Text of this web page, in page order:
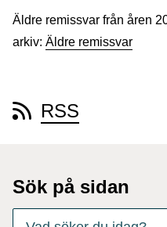
Äldre remissvar från åren
arkiv: Äldre remissvar
RSS
Sök på sidan
förslag.